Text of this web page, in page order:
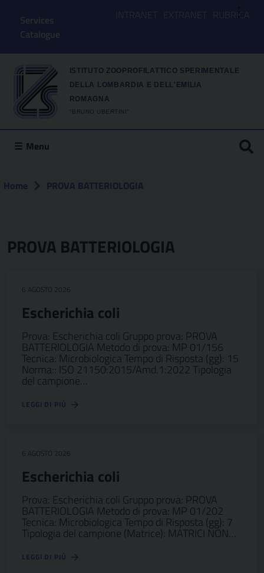
⋮
Services
Catalogue
INTRANET EXTRANET RUBRICA
ISTITUTO ZOOPROFILATTICO SPERIMENTALE
DELLA LOMBARDIA E DELL'EMILIA
ROMAGNA
"BRUNO UBERTINI"
Menu
Home PROVA BATTERIOLOGIA
PROVA BATTERIOLOGIA
6 AGOSTO 2026
Escherichia coli
Prova: Escherichia coli Gruppo prova: PROVA
BATTERIOLOGIA Metodo di prova: MP 01/156
Tecnica: Microbiologica Tempo di Risposta (gg): 15
Norma:: ISO 21150:2015/Amd.1:2022 Tipologia
del campione…
LEGGI DI PIÙ
6 AGOSTO 2026
Escherichia coli
Prova: Escherichia coli Gruppo prova: PROVA
BATTERIOLOGIA Metodo di prova: MP 01/202
Tecnica: Microbiologica Tempo di Risposta (gg): 7
Tipologia del campione (Matrice): MATRICI NON…
LEGGI DI PIÙ